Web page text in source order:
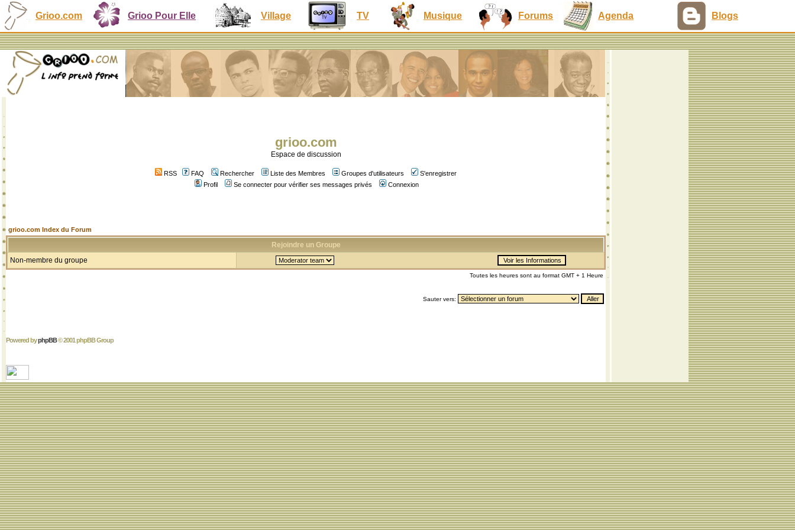
Grioo.com Grioo Pour Elle Village TV Musique Forums Agenda Blogs
grioo.com
Espace de discussion
RSS FAQ Rechercher Liste des Membres Groupes d'utilisateurs
S'enregistrer
Profil
Se connecter pour vérifier ses messages privés Connexion
grioo.com Index du Forum
Rejoindre un Groupe
Non-membre du groupe
Toutes les heures sont au format GMT + 1 Heure
Sauter vers:
Powered byphpBB© 2001 phpBB Group